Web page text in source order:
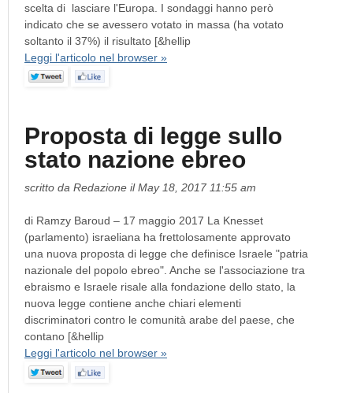
scelta di lasciare l'Europa. I sondaggi hanno però
indicato che se avessero votato in massa (ha votato
soltanto il 37%) il risultato [&hellip
Leggi l'articolo nel browser »
Proposta di legge sullo
stato nazione ebreo
scritto da Redazione il May 18, 2017 11:55 am
di Ramzy Baroud – 17 maggio 2017 La Knesset
(parlamento) israeliana ha frettolosamente approvato
una nuova proposta di legge che definisce Israele "patria
nazionale del popolo ebreo". Anche se l'associazione tra
ebraismo e Israele risale alla fondazione dello stato, la
nuova legge contiene anche chiari elementi
discriminatori contro le comunità arabe del paese, che
contano [&hellip
Leggi l'articolo nel browser »